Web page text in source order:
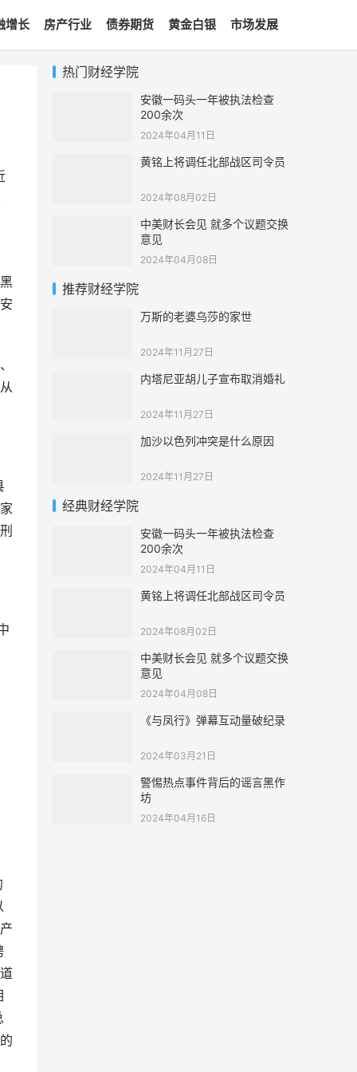
增长 房产行业 债券期货 黄金白银 市场发展
热门财经学院
安徽一码头一年被执法检查
200余次
2024年04月11日
黄铭上将调任北部战区司令员
2024年08月02日
中美财长会见 就多个议题交换
意见
2024年04月08日
推荐财经学院
万斯的老婆乌莎的家世
2024年11月27日
内塔尼亚胡儿子宣布取消婚礼
2024年11月27日
加沙以色列冲突是什么原因
2024年11月27日
经典财经学院
安徽一码头一年被执法检查
200余次
2024年04月11日
黄铭上将调任北部战区司令员
2024年08月02日
中美财长会见 就多个议题交换
意见
2024年04月08日
《与凤行》弹幕互动量破纪录
2024年03月21日
警惕热点事件背后的谣言黑作
坊
2024年04月16日